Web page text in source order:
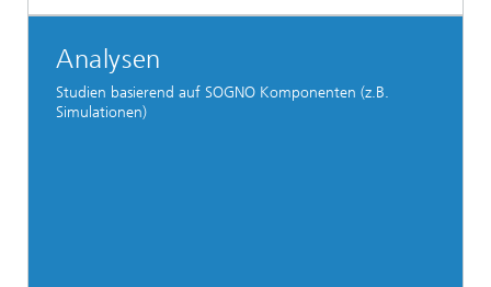
Analysen
Studien basierend auf SOGNO Komponenten (z.B.
Simulationen)